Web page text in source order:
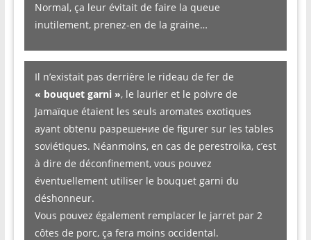
Normal, ça leur évitait de faire la queue
inutilement, prenez-en de la graine…
Il n’existait pas derrière le rideau de fer de
« bouquet garni », le laurier et le poivre de
Jamaïque étaient les seuls aromates exotiques
ayant obtenu разрешение de figurer sur les tables
soviétiques. Néanmoins, en cas de perestroika, c’est
à dire de déconfinement, vous pouvez
éventuellement utiliser le bouquet garni du
déshonneur.
Vous pouvez également remplacer le jarret par 2
côtes de porc, ça fera moins occidental.